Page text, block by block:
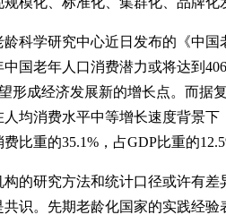
学研究中心近日发布的《中国
中国老年人口消费潜力或将达到
形成经济发展新的增长点。而据
均消费水平中等增长速度背景下
比重的35.1%，占GDP比重的
研究方法和统计口径或许有差
共识。先期老龄化国家的实践经